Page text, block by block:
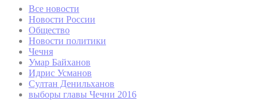
Все новости
Новости России
Общество
Новости политики
Чечня
Умар Байханов
Идрис Усманов
Султан Денильханов
выборы главы Чечни 2016